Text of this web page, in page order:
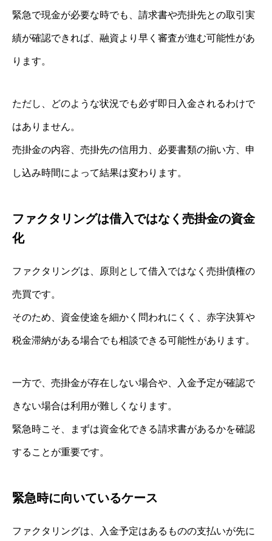
緊急で現金が必要な時でも、請求書や売掛先との取引実
績が確認できれば、融資より早く審査が進む可能性があ
ります。
ただし、どのような状況でも必ず即日入金されるわけで
はありません。
売掛金の内容、売掛先の信用力、必要書類の揃い方、申
し込み時間によって結果は変わります。
ファクタリングは借入ではなく売掛金の資金
化
ファクタリングは、原則として借入ではなく売掛債権の
売買です。
そのため、資金使途を細かく問われにくく、赤字決算や
税金滞納がある場合でも相談できる可能性があります。
一方で、売掛金が存在しない場合や、入金予定が確認で
きない場合は利用が難しくなります。
緊急時こそ、まずは資金化できる請求書があるかを確認
することが重要です。
緊急時に向いているケース
ファクタリングは、入金予定はあるものの支払いが先に